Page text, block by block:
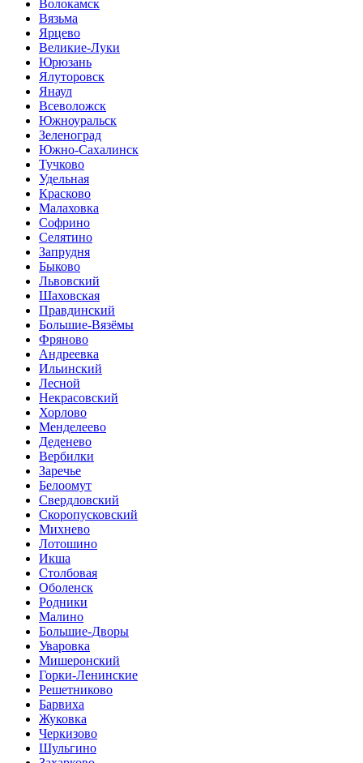
Волокамск
Вязьма
Ярцево
Великие-Луки
Юрюзань
Ялуторовск
Янаул
Всеволожск
Южноуральск
Зеленоград
Южно-Сахалинск
Тучково
Удельная
Красково
Малаховка
Софрино
Селятино
Запрудня
Быково
Львовский
Шаховская
Правдинский
Большие-Вязёмы
Фряново
Андреевка
Ильинский
Лесной
Некрасовский
Хорлово
Менделеево
Деденево
Вербилки
Заречье
Белоомут
Свердловский
Скоропусковский
Михнево
Лотошино
Икша
Столбовая
Оболенск
Родники
Малино
Большие-Дворы
Уваровка
Мишеронский
Горки-Ленинские
Решетниково
Барвиха
Жуковка
Черкизово
Шульгино